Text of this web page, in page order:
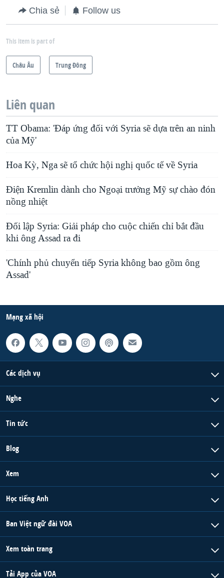
Chia sẻ Follow us
This item is part of
Châu Âu Trung Ðông
Liên quan
TT Obama: 'Đáp ứng đối với Syria sẽ dựa trên an ninh
của Mỹ'
Hoa Kỳ, Nga sẽ tổ chức hội nghị quốc tế về Syria
Ðiện Kremlin dành cho Ngoại trưởng Mỹ sự chào đón
nồng nhiệt
Đối lập Syria: Giải pháp cho cuộc chiến chỉ bắt đầu
khi ông Assad ra đi
'Chính phủ chuyển tiếp Syria không bao gồm ông
Assad'
Mạng xã hội
Các dịch vụ
Nghe
Tin tức
Blog
Xem
Học tiếng Anh
Ban Việt ngữ đài VOA
Xem toàn trang
Tải App của VOA